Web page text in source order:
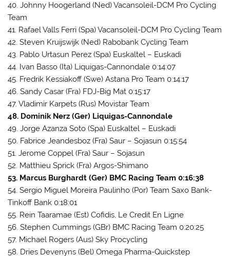
40. Johnny Hoogerland (Ned) Vacansoleil-DCM Pro Cycling
Team
41. Rafael Valls Ferri (Spa) Vacansoleil-DCM Pro Cycling Team
42. Steven Kruijswijk (Ned) Rabobank Cycling Team
43. Pablo Urtasun Perez (Spa) Euskaltel – Euskadi
44. Ivan Basso (Ita) Liquigas-Cannondale 0:14:07
45. Fredrik Kessiakoff (Swe) Astana Pro Team 0:14:17
46. Sandy Casar (Fra) FDJ-Big Mat 0:15:17
47. Vladimir Karpets (Rus) Movistar Team
48. Dominik Nerz (Ger) Liquigas-Cannondale
49. Jorge Azanza Soto (Spa) Euskaltel – Euskadi
50. Fabrice Jeandesboz (Fra) Saur – Sojasun 0:15:54
51. Jerome Coppel (Fra) Saur – Sojasun
52. Matthieu Sprick (Fra) Argos-Shimano
53. Marcus Burghardt (Ger) BMC Racing Team 0:16:38
54. Sergio Miguel Moreira Paulinho (Por) Team Saxo Bank-
Tinkoff Bank 0:18:01
55. Rein Taaramae (Est) Cofidis, Le Credit En Ligne
56. Stephen Cummings (GBr) BMC Racing Team 0:20:25
57. Michael Rogers (Aus) Sky Procycling
58. Dries Devenyns (Bel) Omega Pharma-Quickstep